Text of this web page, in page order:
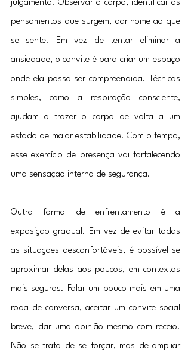
julgamento. Observar o corpo, identificar os
pensamentos que surgem, dar nome ao que
se sente. Em vez de tentar eliminar a
ansiedade, o convite é para criar um espaço
onde ela possa ser compreendida. Técnicas
simples, como a respiração consciente,
ajudam a trazer o corpo de volta a um
estado de maior estabilidade. Com o tempo,
esse exercício de presença vai fortalecendo
uma sensação interna de segurança.
Outra forma de enfrentamento é a
exposição gradual. Em vez de evitar todas
as situações desconfortáveis, é possível se
aproximar delas aos poucos, em contextos
mais seguros. Falar um pouco mais em uma
roda de conversa, aceitar um convite social
breve, dar uma opinião mesmo com receio.
Não se trata de se forçar, mas de ampliar